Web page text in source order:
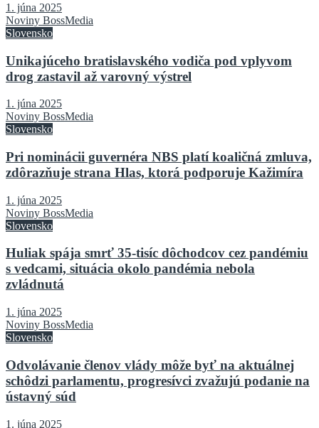
1. júna 2025
Noviny BossMedia
Slovensko
Unikajúceho bratislavského vodiča pod vplyvom
drog zastavil až varovný výstrel
1. júna 2025
Noviny BossMedia
Slovensko
Pri nominácii guvernéra NBS platí koaličná zmluva,
zdôrazňuje strana Hlas, ktorá podporuje Kažimíra
1. júna 2025
Noviny BossMedia
Slovensko
Huliak spája smrť 35-tisíc dôchodcov cez pandémiu
s vedcami, situácia okolo pandémia nebola
zvládnutá
1. júna 2025
Noviny BossMedia
Slovensko
Odvolávanie členov vlády môže byť na aktuálnej
schôdzi parlamentu, progresívci zvažujú podanie na
ústavný súd
1. júna 2025